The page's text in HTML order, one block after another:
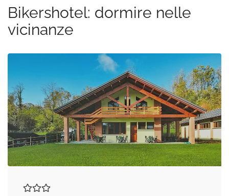
Bikershotel: dormire nelle
vicinanze